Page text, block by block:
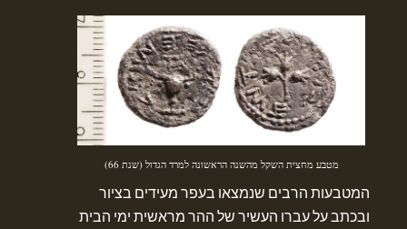
מטבע מחצית השקל מהשנה הראשונה למרד הגדול (שנת 66)
המטבעות הרבים שנמצאו בעפר מעידים בציור
ובכתב על עברו העשיר של ההר מראשית ימי הבית